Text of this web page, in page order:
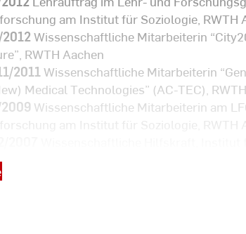
am Institut für Soziologie, RWTH
Wissenschaftliche Mitarbeiterin
RWTH Aachen
2011Wissenschaftliche Mitarbeiterin
Medical Technologies” (AC-TEC),
Wissenschaftliche Mitarbeiterin am
RWTH Aachen